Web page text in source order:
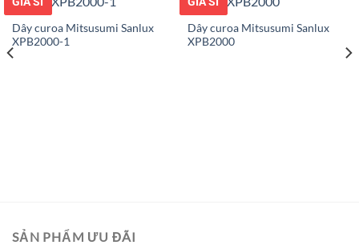
Dây curoa Mitsusumi Sanlux
XPB2000-1
Dây curoa Mitsusumi Sanlux
XPB2000
SẢN PHẨM ƯU ĐÃI